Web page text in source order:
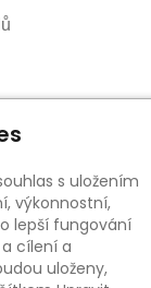
s uložením
výkonnostní,
lepší fungování
cílení a
uloženy,